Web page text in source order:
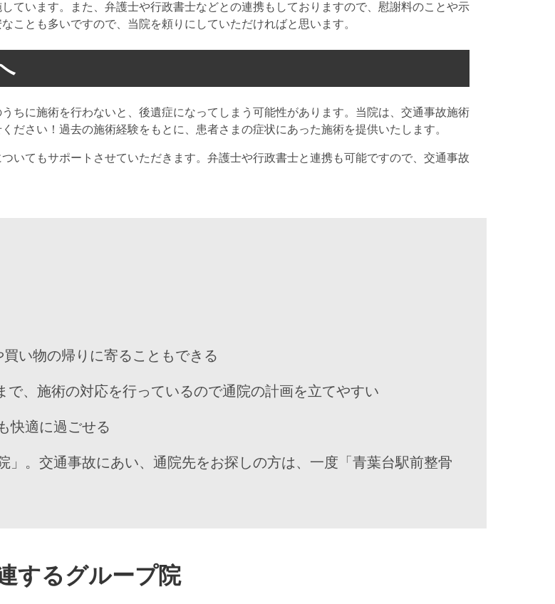
ています。また、弁護士や行政書士などとの連携もしておりますので、慰謝料のことや示
ことも多いですので、当院を頼りにしていただければと思います。
ちに施術を行わないと、後遺症になってしまう可能性があります。当院は、交通事故施術
ださい！過去の施術経験をもとに、患者さまの症状にあった施術を提供いたします。
いてもサポートさせていただきます。弁護士や行政書士と連携も可能ですので、交通事故
い物の帰りに寄ることもできる
で、施術の対応を行っているので通院の計画を立てやすい
快適に過ごせる
。交通事故にあい、通院先をお探しの方は、一度「青葉台駅前整骨
するグループ院